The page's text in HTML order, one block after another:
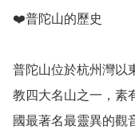
❤️普陀山的歷史
普陀山位於杭州灣以
教四大名山之一，素
國最著名最靈異的觀